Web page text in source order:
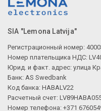
SIA "Lemona Latvija"
Регистрационный номер:
Номер плательщика НДС:
Юрид. и факт. адрес: улица
Банк: AS Swedbank
Код банка: HABALV22
Расчетный счет:
Номер телефона: +371